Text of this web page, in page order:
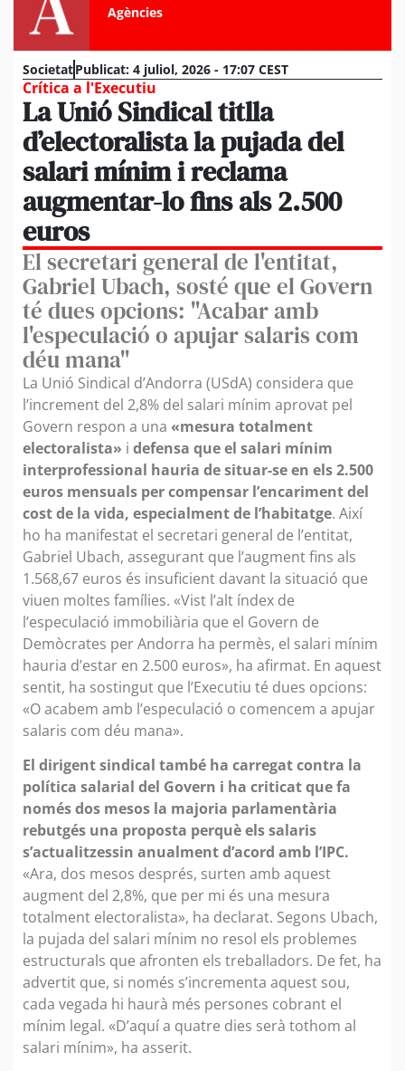
Agències
SocietatPublicat: 4 juliol, 2026 - 17:07 CEST
Crítica a l'Executiu
La Unió Sindical titlla
d’electoralista la pujada del
salari mínim i reclama
augmentar-lo fins als 2.500
euros
El secretari general de l'entitat,
Gabriel Ubach, sosté que el Govern
té dues opcions: "Acabar amb
l'especulació o apujar salaris com
déu mana"
La Unió Sindical d’Andorra (USdA) considera que
l’increment del 2,8% del salari mínim aprovat pel
Govern respon a una «mesura totalment
electoralista» i defensa que el salari mínim
interprofessional hauria de situar-se en els 2.500
euros mensuals per compensar l’encariment del
cost de la vida, especialment de l’habitatge. Així
ho ha manifestat el secretari general de l’entitat,
Gabriel Ubach, assegurant que l’augment fins als
1.568,67 euros és insuficient davant la situació que
viuen moltes famílies. «Vist l’alt índex de
l’especulació immobiliària que el Govern de
Demòcrates per Andorra ha permès, el salari mínim
hauria d’estar en 2.500 euros», ha afirmat. En aquest
sentit, ha sostingut que l’Executiu té dues opcions:
«O acabem amb l’especulació o comencem a apujar
salaris com déu mana».
El dirigent sindical també ha carregat contra la
política salarial del Govern i ha criticat que fa
només dos mesos la majoria parlamentària
rebutgés una proposta perquè els salaris
s’actualitzessin anualment d’acord amb l’IPC.
«Ara, dos mesos després, surten amb aquest
augment del 2,8%, que per mi és una mesura
totalment electoralista», ha declarat. Segons Ubach,
la pujada del salari mínim no resol els problemes
estructurals que afronten els treballadors. De fet, ha
advertit que, si només s’incrementa aquest sou,
cada vegada hi haurà més persones cobrant el
mínim legal. «D’aquí a quatre dies serà tothom al
salari mínim», ha asserit.